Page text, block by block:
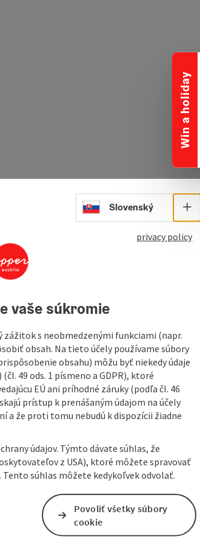
Win a holiday
Collapse banner
pool. There are two
members: 10 Euro
Send
Slovenský
privacy policy
vaše súkromie
s neobmedzenými funkciami (napr.
obsah. Na tieto účely používame súbory
obsahu) môžu byť niekedy údaje
49 ods. 1 písmeno a GDPR), ktoré
EÚ ani príhodné záruky (podľa čl. 46
prístup k prenášaným údajom na účely
že proti tomu nebudú k dispozícii žiadne
údajov. Týmto dávate súhlas, že
z USA), ktoré môžete spravovať
súhlas môžete kedykoľvek odvolať.
Povoliť všetky súbory
cookie